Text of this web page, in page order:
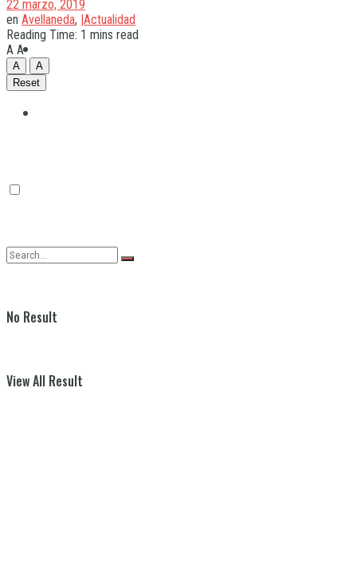
No Result
View All Result
22 marzo, 2019
en Avellaneda, |Actualidad
Reading Time: 1 mins read
A A
A
A
Reset